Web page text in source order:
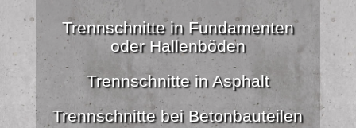
Trennschnitte in Fundamenten
oder Hallenböden
Trennschnitte in Asphalt
Trennschnitte bei Betonbauteilen